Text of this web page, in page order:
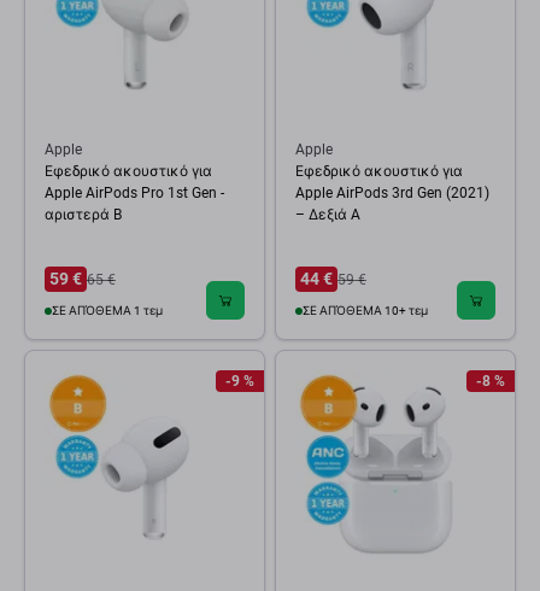
Apple
Εφεδρικό ακουστικό για
Apple AirPods Pro 1st Gen -
αριστερά B
59 € 65 €
ΣΕ ΑΠΌΘΕΜΑ 1 τεμ
Apple
Εφεδρικό ακουστικό για
Apple AirPods 3rd Gen (2021)
– Δεξιά A
44 € 59 €
ΣΕ ΑΠΌΘΕΜΑ 10+ τεμ
-9 % -8 %